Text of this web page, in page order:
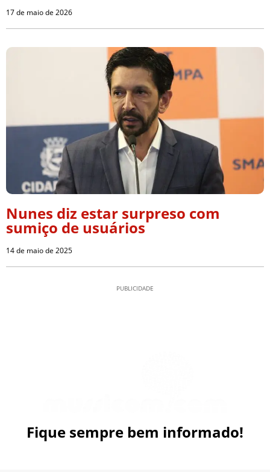
17 de maio de 2026
Nunes diz estar surpreso com
sumiço de usuários
14 de maio de 2025
PUBLICIDADE
Fique sempre bem informado!